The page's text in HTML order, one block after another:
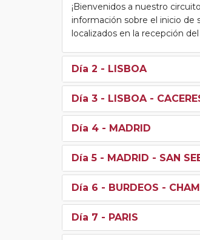
¡Bienvenidos a nuestro
información sobre el inicio de
localizados en la recepción
Día 2 - LISBOA
Día 3 - LISBOA -
Día 4 - MADRID
Día 5 - MADRID - SAN
Día 6 - BURDEOS -
Día 7 - PARIS